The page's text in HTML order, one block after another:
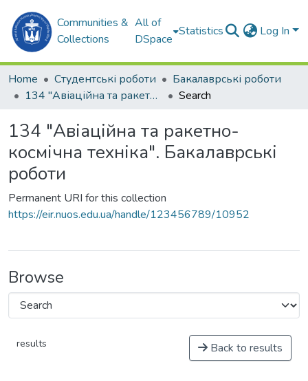
Communities &
Collections
All of
DSpace
Statistics Log In
Home Студентські роботи
Бакалаврські роботи
134 "Авіаційна та ракетно-космічна техніка". Бакалаврські роботи
Search
134 "Авіаційна та ракетно-
космічна техніка". Бакалаврські
роботи
Permanent URI for this collection
https://eir.nuos.edu.ua/handle/123456789/10952
Browse
results Back to results